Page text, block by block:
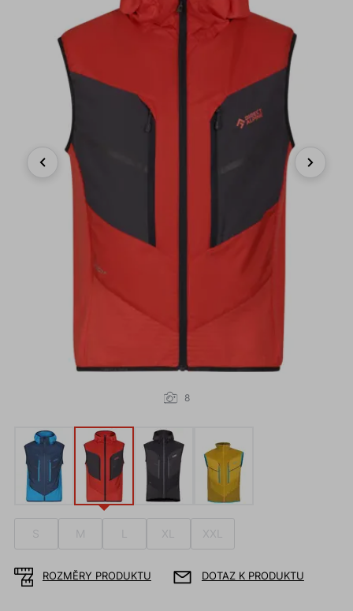
Previous
8
S M XL XXL
ROZMĚRY PRODUKTU DOTAZ K PRODUKTU